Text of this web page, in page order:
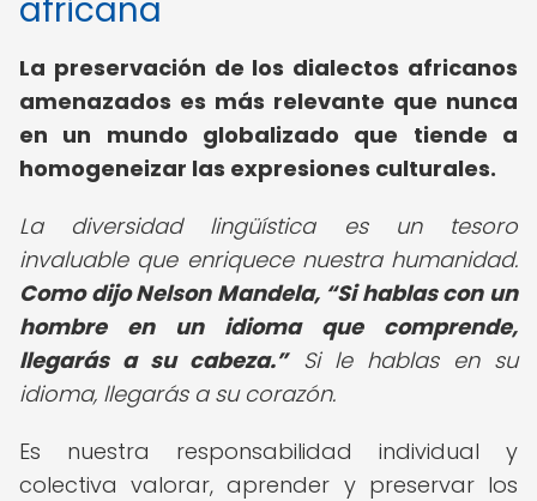
africana
La preservación de los dialectos africanos
amenazados es más relevante que nunca
en un mundo globalizado que tiende a
homogeneizar las expresiones culturales.
La diversidad lingüística es un tesoro
invaluable que enriquece nuestra humanidad.
Como dijo Nelson Mandela, Si hablas con un
hombre en un idioma que comprende,
llegarás a su cabeza. Si le hablas en su
idioma, llegarás a su corazón.
Es nuestra responsabilidad individual y
colectiva valorar, aprender y preservar los